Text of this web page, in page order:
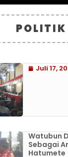
POLITIK
Juli 17,
Watubun
Sebagai
Hatumete